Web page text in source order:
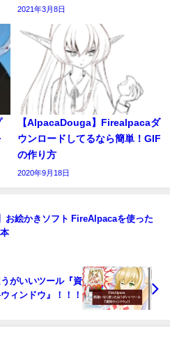
2021年3月8日
【AlpacaDouga】Firealpacaダ
ウンロードしてるなら簡単！GIF
の作り方
2020年9月18日
お絵かきソフト FireAlpacaを使った
がいいツール『資
ィンドウ』！！！